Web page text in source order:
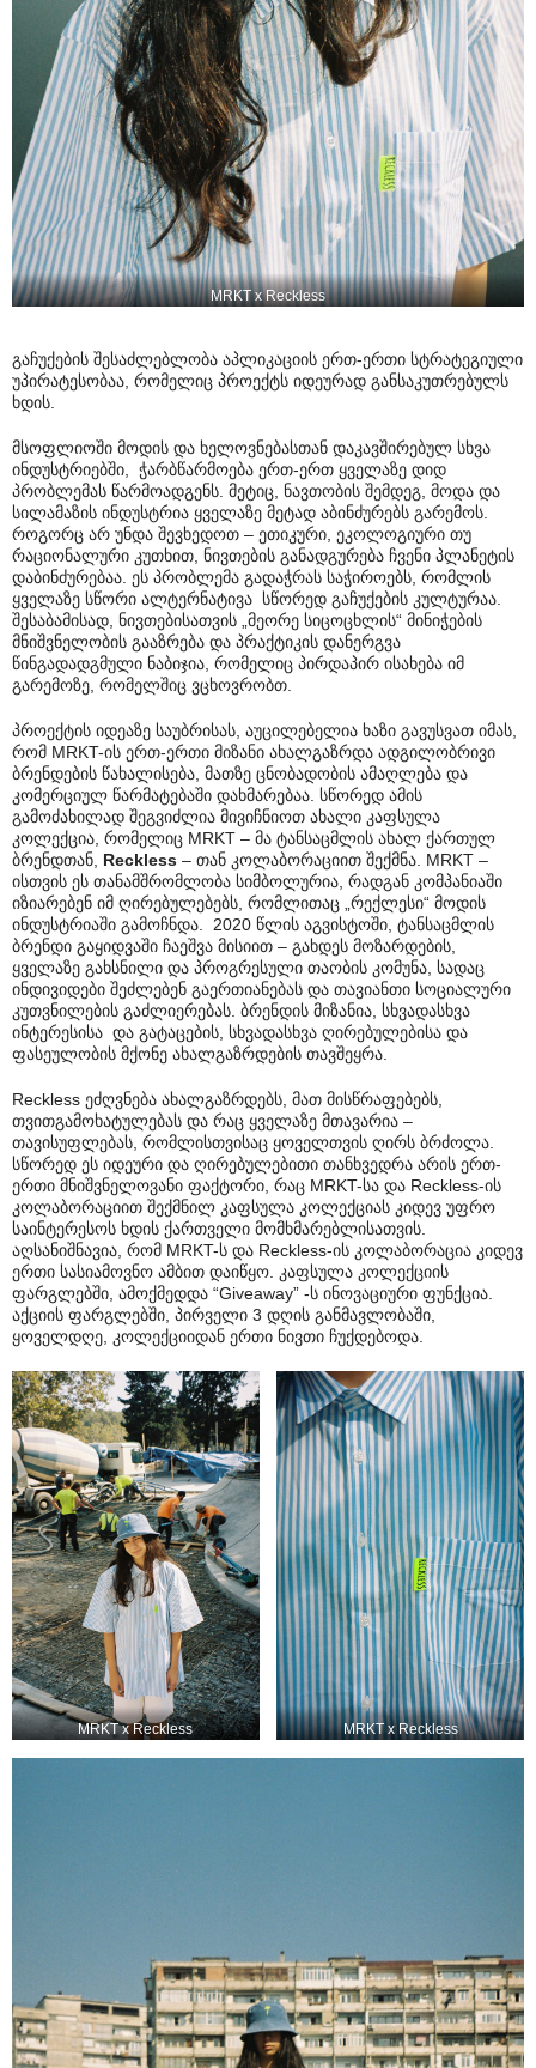
MRKT x Reckless
გაჩუქების შესაძლებლობა აპლიკაციის ერთ-ერთი სტრატეგიული
უპირატესობაა, რომელიც პროექტს იდეურად განსაკუთრებულს
ხდის.
მსოფლიოში მოდის და ხელოვნებასთან დაკავშირებულ სხვა
ინდუსტრიებში, ჭარბწარმოება ერთ-ერთ ყველაზე დიდ
პრობლემას წარმოადგენს. მეტიც, ნავთობის შემდეგ, მოდა და
სილამაზის ინდუსტრია ყველაზე მეტად აბინძურებს გარემოს.
როგორც არ უნდა შევხედოთ – ეთიკური, ეკოლოგიური თუ
რაციონალური კუთხით, ნივთების განადგურება ჩვენი პლანეტის
დაბინძურებაა. ეს პრობლემა გადაჭრას საჭიროებს, რომლის
ყველაზე სწორი ალტერნატივა სწორედ გაჩუქების კულტურაა.
შესაბამისად, ნივთებისათვის „მეორე სიცოცხლის“ მინიჭების
მნიშვნელობის გააზრება და პრაქტიკის დანერგვა
წინგადადგმული ნაბიჯია, რომელიც პირდაპირ ისახება იმ
გარემოზე, რომელშიც ვცხოვრობთ.
პროექტის იდეაზე საუბრისას, აუცილებელია ხაზი გავუსვათ იმას,
რომ MRKT-ის ერთ-ერთი მიზანი ახალგაზრდა ადგილობრივი
ბრენდების წახალისება, მათზე ცნობადობის ამაღლება და
კომერციულ წარმატებაში დახმარებაა. სწორედ ამის
გამოძახილად შეგვიძლია მივიჩნიოთ ახალი კაფსულა
კოლექცია, რომელიც MRKT – მა ტანსაცმლის ახალ ქართულ
ბრენდთან, Reckless – თან კოლაბორაციით შექმნა. MRKT –
ისთვის ეს თანამშრომლობა სიმბოლურია, რადგან კომპანიაში
იზიარებენ იმ ღირებულებებს, რომლითაც „რექლესი“ მოდის
ინდუსტრიაში გამოჩნდა. 2020 წლის აგვისტოში, ტანსაცმლის
ბრენდი გაყიდვაში ჩაეშვა მისიით – გახდეს მოზარდების,
ყველაზე გახსნილი და პროგრესული თაობის კომუნა, სადაც
ინდივიდები შეძლებენ გაერთიანებას და თავიანთი სოციალური
კუთვნილების გაძლიერებას. ბრენდის მიზანია, სხვადასხვა
ინტერესისა და გატაცების, სხვადასხვა ღირებულებისა და
ფასეულობის მქონე ახალგაზრდების თავშეყრა.
Reckless ეძღვნება ახალგაზრდებს, მათ მისწრაფებებს,
თვითგამოხატულებას და რაც ყველაზე მთავარია –
თავისუფლებას, რომლისთვისაც ყოველთვის ღირს ბრძოლა.
სწორედ ეს იდეური და ღირებულებითი თანხვედრა არის ერთ-
ერთი მნიშვნელოვანი ფაქტორი, რაც MRKT-სა და Reckless-ის
კოლაბორაციით შექმნილ კაფსულა კოლექციას კიდევ უფრო
საინტერესოს ხდის ქართველი მომხმარებლისათვის.
აღსანიშნავია, რომ MRKT-ს და Reckless-ის კოლაბორაცია კიდევ
ერთი სასიამოვნო ამბით დაიწყო. კაფსულა კოლექციის
ფარგლებში, ამოქმედდა “Giveaway” -ს ინოვაციური ფუნქცია.
აქციის ფარგლებში, პირველი 3 დღის განმავლობაში,
ყოველდღე, კოლექციიდან ერთი ნივთი ჩუქდებოდა.
MRKT x Reckless MRKT x Reckless